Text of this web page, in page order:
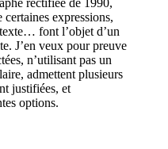
expressions,
font l’objet d’un
J’en veux pour preuve
n’utilisant pas un
admettent plusieurs
justifiées, et
options.